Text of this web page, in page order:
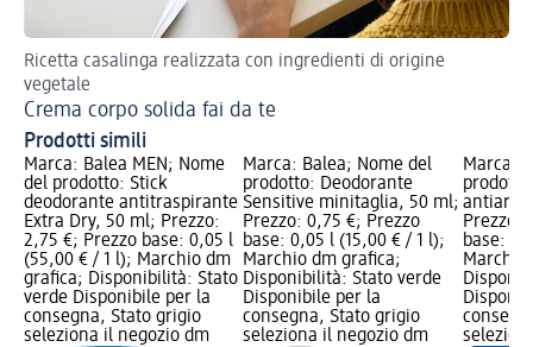
Ricetta casalinga realizzata con ingredienti di origine
vegetale
Crema corpo solida fai da te
Prodotti simili
Marca: Balea MEN; Nome
del prodotto: Stick
deodorante antitraspirante
Extra Dry, 50 ml; Prezzo:
2,75 €; Prezzo base: 0,05 l
(55,00 € / 1 l); Marchio dm
grafica; Disponibilità: Stato
verde Disponibile per la
consegna, Stato grigio
seleziona il negozio dm
Marca: Balea; Nome del
prodotto: Deodorante
Sensitive minitaglia, 50 ml;
Prezzo: 0,75 €; Prezzo
base: 0,05 l (15,00 € / 1 l);
Marchio dm grafica;
Disponibilità: Stato verde
Disponibile per la
consegna, Stato grigio
seleziona il negozio dm
Marca:
Prezzo:
base: 1
Marchio